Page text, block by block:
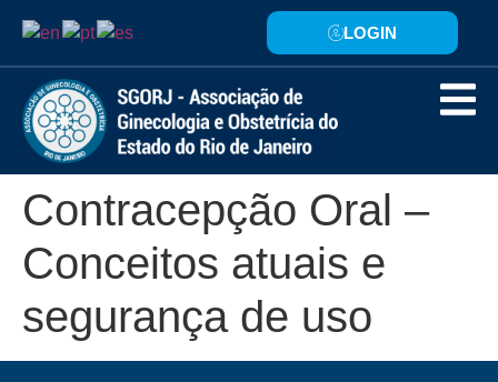
LOGIN
Contracepção Oral –
Conceitos atuais e
segurança de uso